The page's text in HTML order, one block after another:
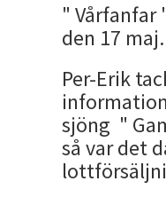
" Vårfanfar
den 17 maj.
Per-Erik
sjöng "
så var det